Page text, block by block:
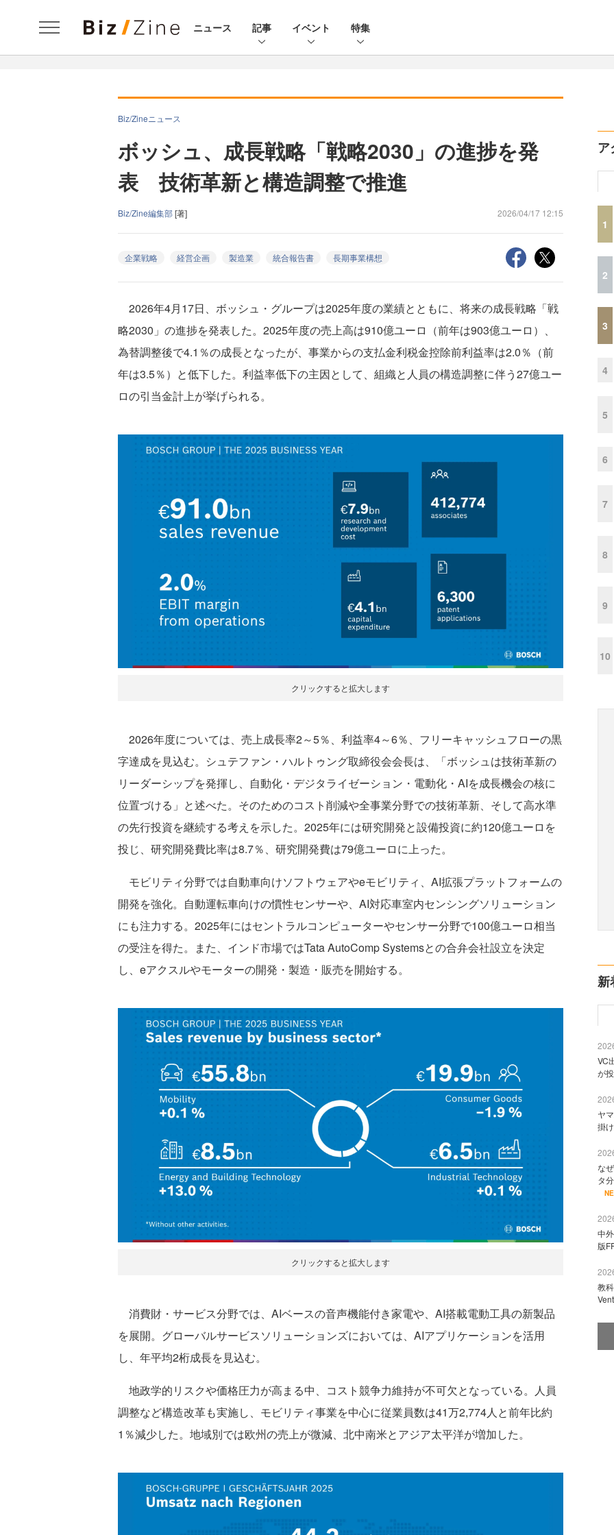
ニュース 記事 イベント 特集
Biz/Zineニュース
ボッシュ、成長戦略「戦略2030」の進捗を発
表 技術革新と構造調整で推進
Biz/Zine編集部[著] 2026/04/17 12:15
企業戦略 経営企画 製造業 統合報告書 長期事業構想
2026年4月17日、ボッシュ・グループは2025年度の業績とともに、将来の成長戦略「戦
略2030」の進捗を発表した。2025年度の売上高は910億ユーロ（前年は903億ユーロ）、
為替調整後で4.1％の成長となったが、事業からの支払金利税金控除前利益率は2.0％（前
年は3.5％）と低下した。利益率低下の主因として、組織と人員の構造調整に伴う27億ユー
ロの引当金計上が挙げられる。
クリックすると拡大します
2026年度については、売上成長率2～5％、利益率4～6％、フリーキャッシュフローの黒
字達成を見込む。シュテファン・ハルトゥング取締役会会長は、「ボッシュは技術革新の
リーダーシップを発揮し、自動化・デジタライゼーション・電動化・AIを成長機会の核に
位置づける」と述べた。そのためのコスト削減や全事業分野での技術革新、そして高水準
の先行投資を継続する考えを示した。2025年には研究開発と設備投資に約120億ユーロを
投じ、研究開発費比率は8.7％、研究開発費は79億ユーロに上った。
モビリティ分野では自動車向けソフトウェアやeモビリティ、AI拡張プラットフォームの
開発を強化。自動運転車向けの慣性センサーや、AI対応車室内センシングソリューション
にも注力する。2025年にはセントラルコンピューターやセンサー分野で100億ユーロ相当
の受注を得た。また、インド市場ではTata AutoComp Systemsとの合弁会社設立を決定
し、eアクスルやモーターの開発・製造・販売を開始する。
クリックすると拡大します
消費財・サービス分野では、AIベースの音声機能付き家電や、AI搭載電動工具の新製品
を展開。グローバルサービスソリューションズにおいては、AIアプリケーションを活用
し、年平均2桁成長を見込む。
地政学的リスクや価格圧力が高まる中、コスト競争力維持が不可欠となっている。人員
調整など構造改革も実施し、モビリティ事業を中心に従業員数は41万2,774人と前年比約
1％減少した。地域別では欧州の売上が微減、北中南米とアジア太平洋が増加した。
ア
1
2
3
4
5
6
7
8
9
10
新
VC
が
ヤ
掛
な
タ
中
版
教